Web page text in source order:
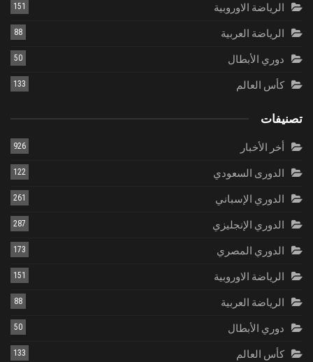
الرياضة الاوروبية 151
الرياضة العربية 88
دوري الأبطال 50
كأس العالم 133
تصنيفات
أخر الأخبار 926
الدورى السعودي 122
الدوري الإسباني 261
الدوري الإنجليزي 287
الدوري المصري 173
الرياضة الاوروبية 151
الرياضة العربية 88
دوري الأبطال 50
كأس العالم 133